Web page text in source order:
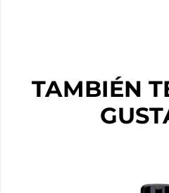
TAMBIÉN